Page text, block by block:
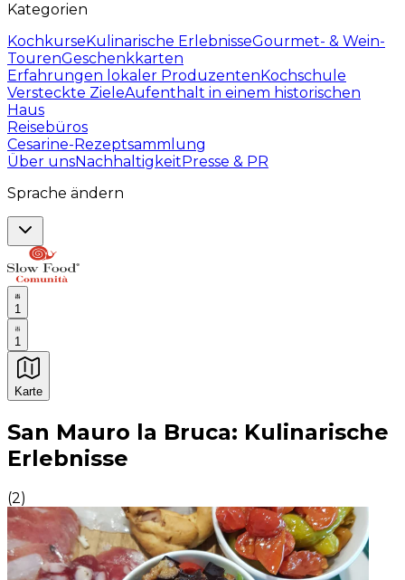
Kategorien
KochkurseKulinarische ErlebnisseGourmet- & Wein-
TourenGeschenkkarten
Erfahrungen lokaler ProduzentenKochschule
Versteckte ZieleAufenthalt in einem historischen
Haus
Reisebüros
Cesarine-Rezeptsammlung
Über unsNachhaltigkeitPresse & PR
Sprache ändern
1
1
Karte
Unvergessliche kulinarische Erlebnisse:
San Mauro la Bruca: Kulinarische
Erlebnisse
(2)